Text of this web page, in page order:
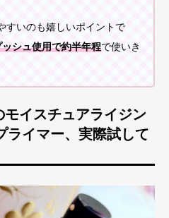
すいのも嬉しいポイントで
シュ使用で約半年程で使いき
イスチュアライジン
ライマー、実際試して